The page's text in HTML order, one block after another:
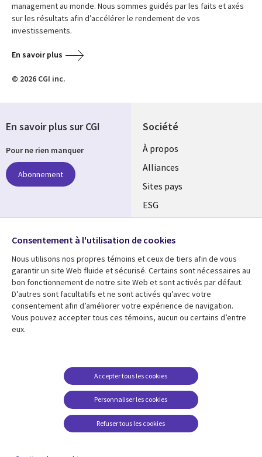
management au monde. Nous sommes guidés par les faits et axés
sur les résultats afin d’accélérer le rendement de vos
investissements.
En savoir plus
© 2026 CGI inc.
Société
À propos
Alliances
Sites pays
ESG
Fusions
Salle de presse
Ressources
Articles
Études de cas
Baladodiffusions
Support
Restrictions et
conditions juridiques
Carrières FAQ
Centre de gestion des
En savoir plus sur CGI
Pour ne rien manquer
Abonnement
Suivez-nous
Social
Media
Global
FR
Consentement à l'utilisation de cookies
Nous utilisons nos propres témoins et ceux de tiers afin de vous
garantir un site Web fluide et sécurisé. Certains sont nécessaires au
bon fonctionnement de notre site Web et sont activés par défaut.
D’autres sont facultatifs et ne sont activés qu’avec votre
consentement afin d’améliorer votre expérience de navigation.
Vous pouvez accepter tous ces témoins, aucun ou certains d’entre
eux.
Personnaliser les cookies
Accepter tous les cookies
Refuser tous les cookies